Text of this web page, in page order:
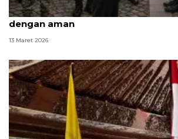
Pemerintah pastikan masyarakat
dengan aman
13 Maret 2026